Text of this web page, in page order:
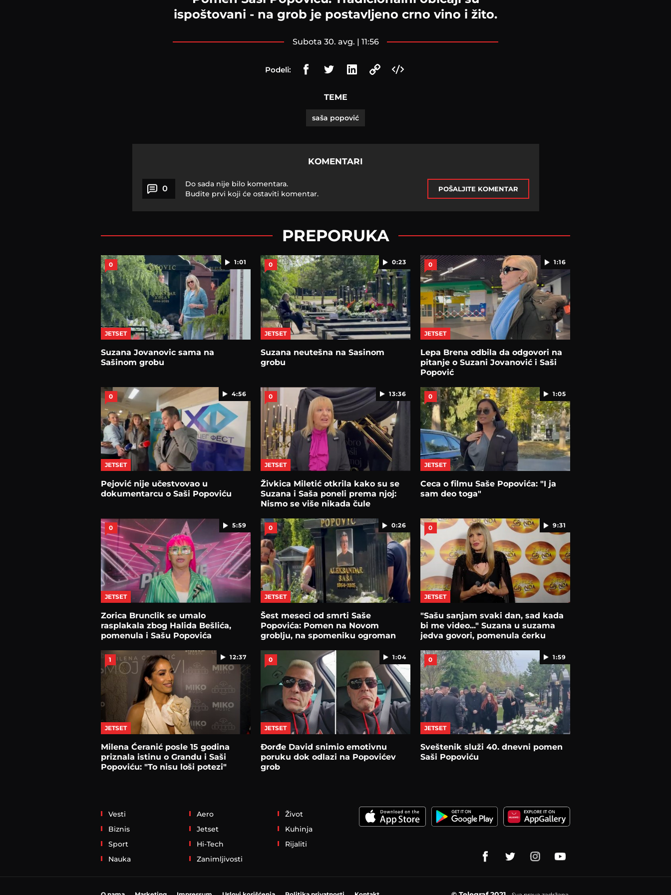
ispoštovani - na grob je postavljeno crno vino i žito.
subota 30. avg. | 11:56
Podeli:
TEME
saša popović
KOMENTARI
0
Do sada nije bilo komentara.
Budite prvi koji će ostaviti komentar.
POŠALJITE KOMENTAR
PREPORUKA
1:01
0
JETSET
Suzana Jovanovic sama na
Sašinom grobu
0:23
0
JETSET
Suzana neutešna na Sasinom
grobu
1:16
0
JETSET
Lepa Brena odbila da odgovori na
pitanje o Suzani Jovanović i Saši
Popović
4:56
0
JETSET
Pejović nije učestvovao u
dokumentarcu o Saši Popoviću
13:36
0
JETSET
Živkica Miletić otkrila kako su se
Suzana i Saša poneli prema njoj:
Nismo se više nikada čule
1:05
0
JETSET
Ceca o filmu Saše Popovića: "I ja
sam deo toga"
5:59
0
JETSET
Zorica Brunclik se umalo
rasplakala zbog Halida Bešlića,
pomenula i Sašu Popovića
0:26
0
JETSET
Šest meseci od smrti Saše
Popovića: Pomen na Novom
groblju, na spomeniku ogroman
9:31
0
JETSET
"Sašu sanjam svaki dan, sad kada
bi me video..." Suzana u suzama
jedva govori, pomenula ćerku
12:37
1
JETSET
Milena Ćeranić posle 15 godina
priznala istinu o Grandu i Saši
Popoviću: "To nisu loši potezi"
1:04
0
JETSET
Đorđe David snimio emotivnu
poruku dok odlazi na Popovićev
grob
1:59
0
JETSET
Sveštenik služi 40. dnevni pomen
Saši Popoviću
Vesti
Biznis
Sport
Nauka
Aero
Jetset
Hi-Tech
Zanimljivosti
Život
Kuhinja
Rijaliti